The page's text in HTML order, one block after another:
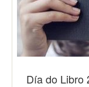
Día do Libro